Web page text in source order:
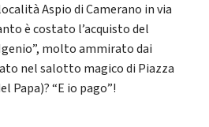
Aspio di Camerano in via
è costato l’acquisto del
molto ammirato dai
nel salotto magico di Piazza
Papa)? “E io pago”!